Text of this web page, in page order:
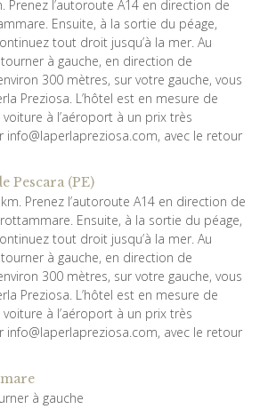
Prenez l’autoroute A14 en direction de
Ensuite, à la sortie du péage,
tout droit jusqu’à la mer. Au
à gauche, en direction de
300 mètres, sur votre gauche, vous
Preziosa. L’hôtel est en mesure de
voiture à l’aéroport à un prix très
info@laperlapreziosa.com, avec le retour
Pescara (PE)
Prenez l’autoroute A14 en direction de
Ensuite, à la sortie du péage,
tout droit jusqu’à la mer. Au
à gauche, en direction de
300 mètres, sur votre gauche, vous
Preziosa. L’hôtel est en mesure de
voiture à l’aéroport à un prix très
info@laperlapreziosa.com, avec le retour
à gauche